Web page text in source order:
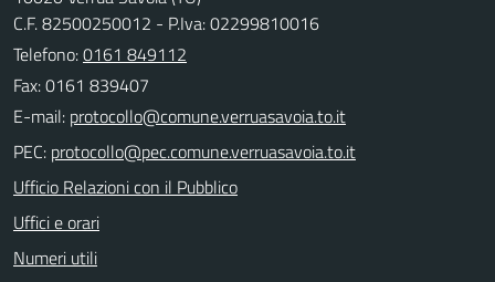
C.F. 82500250012 - P.Iva: 02299810016
Telefono:0161 849112
Fax: 0161 839407
E-mail:
PEC:
Ufficio Relazioni con il Pubblico
Uffici e orari
Numeri utili